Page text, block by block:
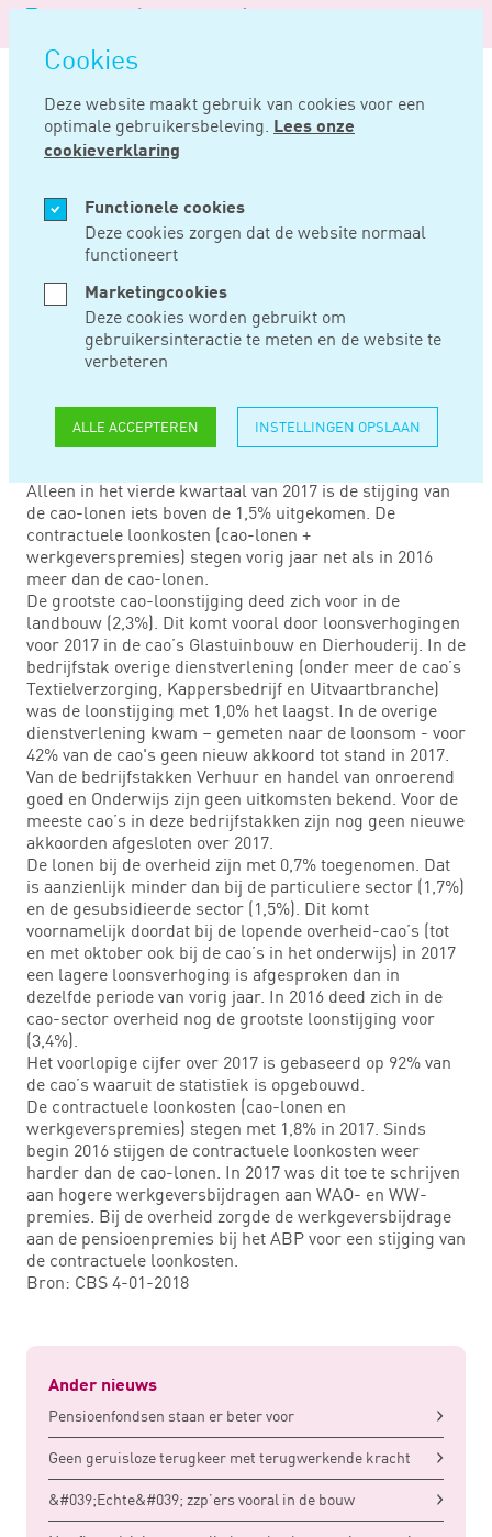
overslaan
Cookies
Deze website maakt gebruik van cookies voor een
optimale gebruikersbeleving. Lees onze
cookieverklaring
Functionele cookies
Deze cookies zorgen dat de website normaal
functioneert
Marketingcookies
Deze cookies worden gebruikt om
gebruikersinteractie te meten en de website te
verbeteren
ALLE ACCEPTEREN INSTELLINGEN OPSLAAN
Logo
Noord
Negentig
Home Nieuws
JAN 04, 2018
CAO-LONEN IN 2017
MINDER GESTEGEN
DAN IN 2016
De cao-lonen vorig jaar minder gestegen dan in 2016.
Alleen in het vierde kwartaal van 2017 is de stijging van
de cao-lonen iets boven de 1,5% uitgekomen. De
contractuele loonkosten (cao-lonen +
werkgeverspremies) stegen vorig jaar net als in 2016
meer dan de cao-lonen.
De grootste cao-loonstijging deed zich voor in de
landbouw (2,3%). Dit komt vooral door loonsverhogingen
voor 2017 in de cao’s Glastuinbouw en Dierhouderij. In de
bedrijfstak overige dienstverlening (onder meer de cao’s
Textielverzorging, Kappersbedrijf en Uitvaartbranche)
was de loonstijging met 1,0% het laagst. In de overige
dienstverlening kwam – gemeten naar de loonsom - voor
42% van de cao's geen nieuw akkoord tot stand in 2017.
Van de bedrijfstakken Verhuur en handel van onroerend
goed en Onderwijs zijn geen uitkomsten bekend. Voor de
meeste cao’s in deze bedrijfstakken zijn nog geen nieuwe
akkoorden afgesloten over 2017.
De lonen bij de overheid zijn met 0,7% toegenomen. Dat
is aanzienlijk minder dan bij de particuliere sector (1,7%)
en de gesubsidieerde sector (1,5%). Dit komt
voornamelijk doordat bij de lopende overheid-cao’s (tot
en met oktober ook bij de cao’s in het onderwijs) in 2017
een lagere loonsverhoging is afgesproken dan in
dezelfde periode van vorig jaar. In 2016 deed zich in de
cao-sector overheid nog de grootste loonstijging voor
(3,4%).
Het voorlopige cijfer over 2017 is gebaseerd op 92% van
de cao’s waaruit de statistiek is opgebouwd.
De contractuele loonkosten (cao-lonen en
werkgeverspremies) stegen met 1,8% in 2017. Sinds
begin 2016 stijgen de contractuele loonkosten weer
harder dan de cao-lonen. In 2017 was dit toe te schrijven
aan hogere werkgeversbijdragen aan WAO- en WW-
premies. Bij de overheid zorgde de werkgeversbijdrage
aan de pensioenpremies bij het ABP voor een stijging van
de contractuele loonkosten.
Bron: CBS 4-01-2018
Ander nieuws
Pensioenfondsen staan er beter voor
Geen geruisloze terugkeer met terugwerkende kracht
&#039;Echte&#039; zzp’ers vooral in de bouw